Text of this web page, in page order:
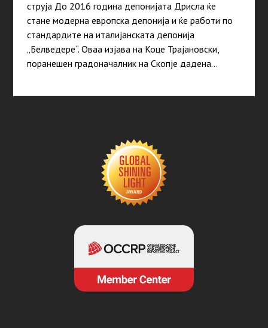
струја До 2016 година депонијата Дрисла ќе
стане модерна европска депонија и ќе работи по
стандардите на италијанската депонија
„Белведере“. Оваа изјава на Коце Трајановски,
поранешен градоначалник на Скопје дадена…